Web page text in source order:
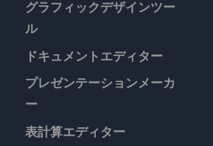
グラフィックデザインツー
ル
ドキュメントエディター
プレゼンテーションメーカ
ー
表計算エディター